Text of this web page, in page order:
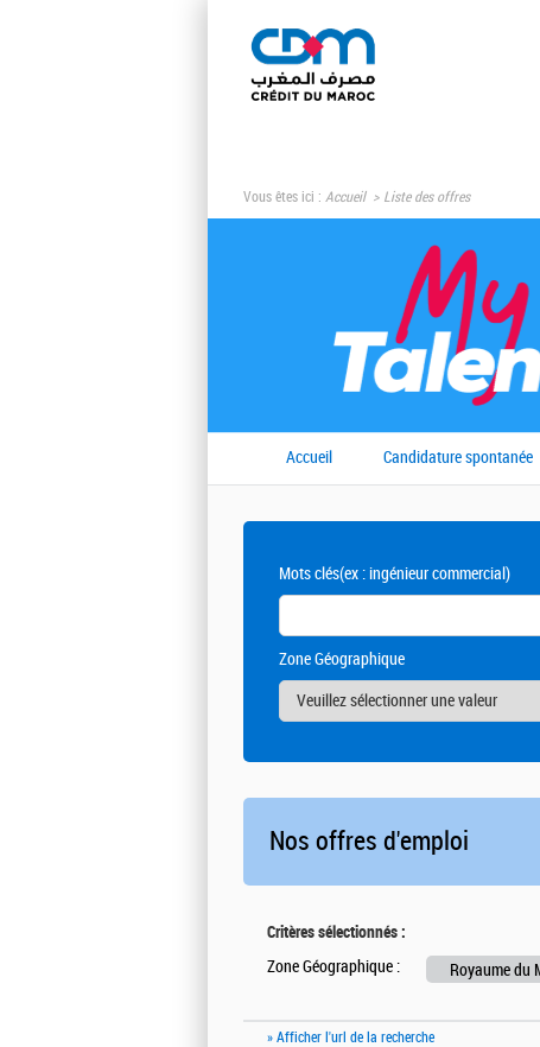
Vous êtes ici : Accueil Liste des offres
Accueil Candidature spontanée
Mots clés(ex : ingénieur commercial)
Zone Géographique
Nos offres d'emploi
Critères sélectionnés :
Zone Géographique : Royaume du
» Afficher l'url de la recherche